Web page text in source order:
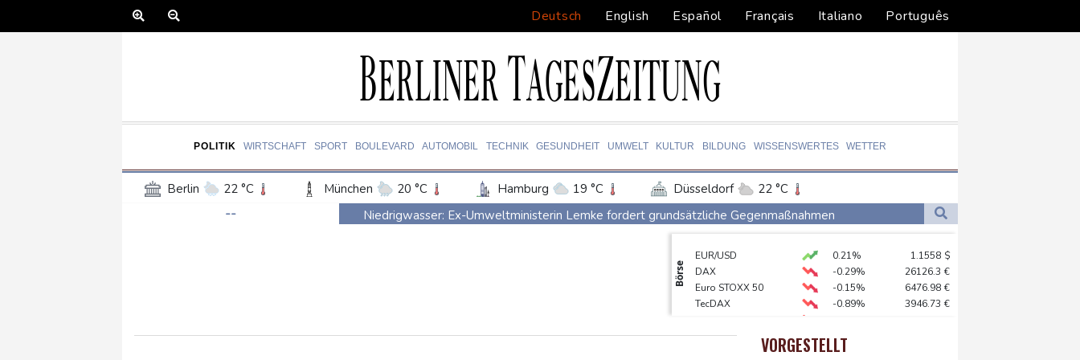
Deutsch English Español Français Italiano Português
POLITIK WIRTSCHAFT SPORT BOULEVARD AUTOMOBIL TECHNIK GESUNDHEIT UMWELT KULTUR BILDUNG WISSENSWERTES WETTER
Berlin 22 °C München 20 °C Hamburg 19 °C Düsseldorf
22 °C
Frankfurt am Main
Potsdam 22 °C Leipzig 24 °C Dortmund
22 °C
Bremen
Wien
--
Niedrigwasser: Ex-Umweltministerin Lemke fordert grundsätzliche Gegenmaßnahmen
Brandgefahr: THW fordert mehr Investitionen für Bevölkerungsschutz
Unbekannter schießt in Baden-Württemberg auf Auto: Ein Verletzter
Fehlstart der Hartplatzsaison: Zverev scheitert in Montréal
US-Kriegsschiffe der neuen "Trump"-Klasse könnten 275 Milliarden Dollar kosten
Börse
EUR/USD 0.21% 1.1558 $
DAX
-0.29% 26126.3 €
Euro STOXX 50
-0.15% 6476.98 €
TecDAX
-0.89% 3946.73 €
SDAX
-0.46%
0.06%
VORGESTELLT